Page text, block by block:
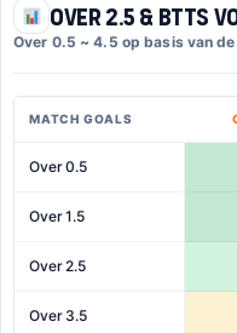
Over 2.5 & BTTS
Over 0.5 ~ 4.5 op basis van
MATCH GOALS
Over 0.5
Over 1.5
Over 2.5
Over 3.5